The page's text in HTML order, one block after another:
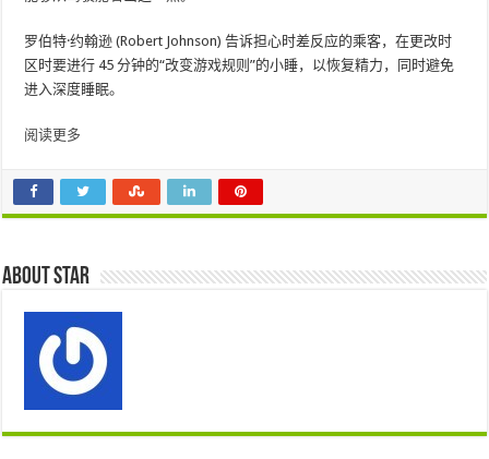
罗伯特·约翰逊 (Robert Johnson) 告诉担心时差反应的乘客，在更改时
区时要进行 45 分钟的“改变游戏规则”的小睡，以恢复精力，同时避免
进入深度睡眠。
阅读更多
About star